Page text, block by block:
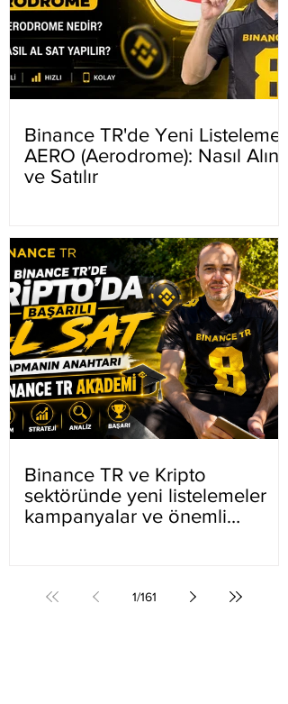
Binance TR'de Yeni Listeleme
AERO (Aerodrome): Nasıl Alınır
ve Satılır
Binance TR ve Kripto
sektöründe yeni listelemeler
kampanyalar ve önemli
1/161